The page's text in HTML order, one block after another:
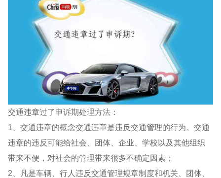
交通违章过了申诉期处理方法：
1、交通违章的概念交通违章是违反交通管理的行为。交通
违章的违反可能给社会、团体、企业、学校以及其他组织
带来不便，对社会的管理带来很多不确定因素；
2、凡是车辆、行人违反交通管理规章制度和机关、团体、